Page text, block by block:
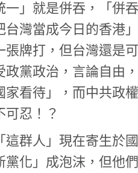
一」就是併吞，「併
台灣當成今日的香港
張牌打，但台灣還是
政黨政治，言論自由
家看待」，而中共政
可忍！？
這群人」現在寄生於
黨化」成泡沫，但他